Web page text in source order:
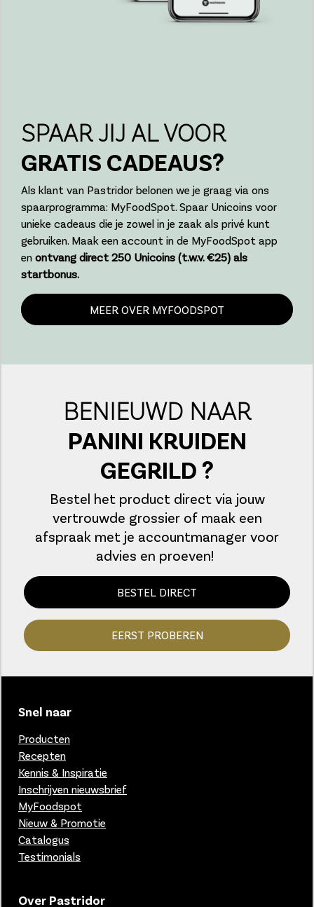
SPAAR JIJ AL VOOR
GRATIS CADEAUS?
Als klant van Pastridor belonen we je graag via ons
spaarprogramma: MyFoodSpot. Spaar Unicoins voor
unieke cadeaus die je zowel in je zaak als privé kunt
gebruiken. Maak een account in de MyFoodSpot app
en ontvang direct 250 Unicoins (t.w.v. €25) als
startbonus.
MEER OVER MYFOODSPOT
BENIEUWD NAAR
PANINI KRUIDEN
GEGRILD ?
Bestel het product direct via jouw
vertrouwde grossier of maak een
afspraak met je accountmanager voor
advies en proeven!
BESTEL DIRECT
EERST PROBEREN
Snel naar
Producten
Recepten
Kennis & Inspiratie
Inschrijven nieuwsbrief
MyFoodspot
Nieuw & Promotie
Catalogus
Testimonials
Over Pastridor